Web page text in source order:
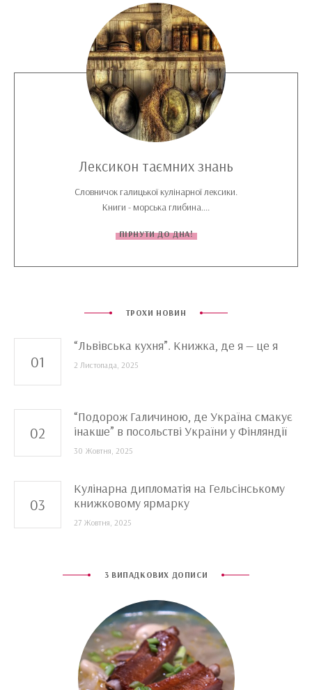
Лексикон таємних знань
Словничок галицької кулінарної лексики.
Книги - морська глибина....
ПІРНУТИ ДО ДНА!
ТРОХИ НОВИН
“Львівська кухня”. Книжка, де я — це я
2 Листопада, 2025
“Подорож Галичиною, де Україна смакує
інакше” в посольстві України у Фінляндії
30 Жовтня, 2025
Кулінарна дипломатія на Гельсінському
книжковому ярмарку
27 Жовтня, 2025
3 ВИПАДКОВИХ ДОПИСИ